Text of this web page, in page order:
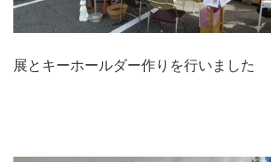
展とキーホールダー作りを行いました